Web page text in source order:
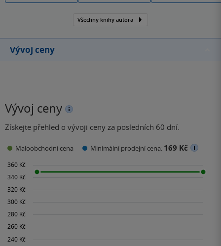
Všechny knihy autora
Vývoj ceny
Vývoj ceny
Získejte přehled o vývoji ceny za posledních 60 dní.
Maloobchodní cena Minimální prodejní cena: 169 Kč